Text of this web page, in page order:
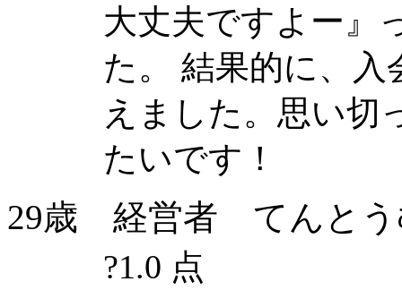
大丈夫ですよー』
た。 結果的に、
えました。思い切
たいです！
29歳 経営者 てんとう
?1.0 点